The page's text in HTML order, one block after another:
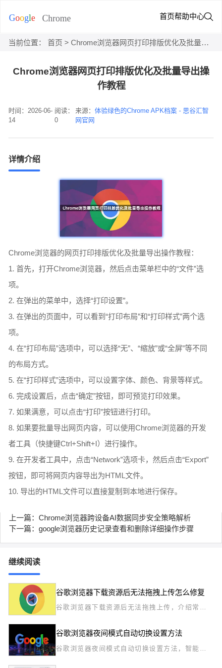
首页帮助中心
当前位置： 首页 > Chrome浏览器网页打印排版优化及批量导出操作教程
Chrome浏览器网页打印排版优化及批量导出操
作教程
时间：2026-06-
14
阅读：
0
来源：体验绿色的Chrome APK档案 - 思谷汇智
网官网
详情介绍
Chrome浏览器的网页打印排版优化及批量导出操作教程：
1. 首先，打开Chrome浏览器，然后点击菜单栏中的“文件”选
项。
2. 在弹出的菜单中，选择“打印设置”。
3. 在弹出的页面中，可以看到“打印布局”和“打印样式”两个选
项。
4. 在“打印布局”选项中，可以选择“无”、“缩放”或“全屏”等不同
的布局方式。
5. 在“打印样式”选项中，可以设置字体、颜色、背景等样式。
6. 完成设置后，点击“确定”按钮，即可预览打印效果。
7. 如果满意，可以点击“打印”按钮进行打印。
8. 如果要批量导出网页内容，可以使用Chrome浏览器的开发
者工具（快捷键Ctrl+Shift+I）进行操作。
9. 在开发者工具中，点击“Network”选项卡，然后点击“Export”
按钮，即可将网页内容导出为HTML文件。
10. 导出的HTML文件可以直接复制到本地进行保存。
上一篇：Chrome浏览器跨设备AI数据同步安全策略解析
下一篇：google浏览器历史记录查看和删除详细操作步骤
继续阅读
谷歌浏览器下载资源后无法拖拽上传怎么修复
谷歌浏览器下载资源后无法拖拽上传，介绍常见
故障原因及修复方法，帮助恢复文件拖拽上传功
能。
谷歌浏览器夜间模式自动切换设置方法
谷歌浏览器夜间模式自动切换设置方法，智能调
整显示模式，有效保护视力并节省电量。